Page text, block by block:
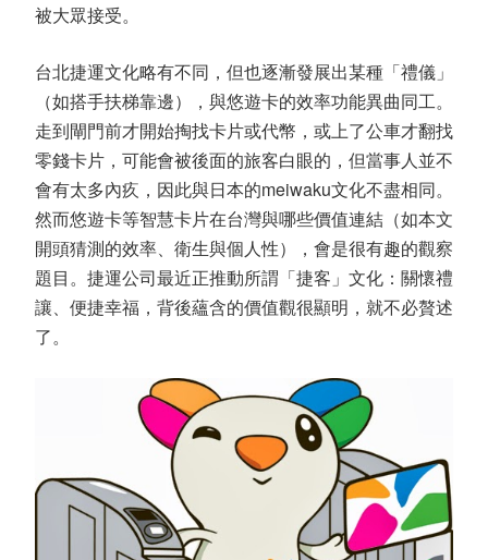
被大眾接受。
台北捷運文化略有不同，但也逐漸發展出某種「禮儀」
（如搭手扶梯靠邊），與悠遊卡的效率功能異曲同工。
走到閘門前才開始掏找卡片或代幣，或上了公車才翻找
零錢卡片，可能會被後面的旅客白眼的，但當事人並不
會有太多內疚，因此與日本的meiwaku文化不盡相同。
然而悠遊卡等智慧卡片在台灣與哪些價值連結（如本文
開頭猜測的效率、衛生與個人性），會是很有趣的觀察
題目。捷運公司最近正推動所謂「捷客」文化：關懷禮
讓、便捷幸福，背後蘊含的價值觀很顯明，就不必贅述
了。